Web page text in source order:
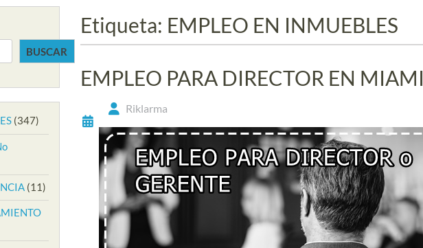
Etiqueta: EMPLEO EN INMUEBLES
EMPLEO PARA DIRECTOR EN MIAMI
Riklarma
BUSCAR
(347)
(11)